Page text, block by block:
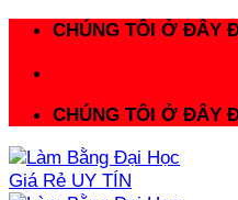
CHÚNG TÔI Ở ĐÂY
CHÚNG TÔI Ở ĐÂY